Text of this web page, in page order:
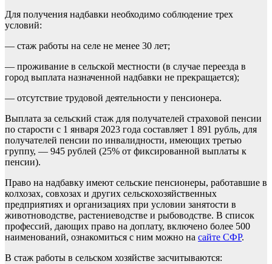
Для получения надбавки необходимо соблюдение трех
условий:
— стаж работы на селе не менее 30 лет;
— проживание в сельской местности (в случае переезда в
город выплата назначенной надбавки не прекращается);
— отсутствие трудовой деятельности у пенсионера.
Выплата за сельский стаж для получателей страховой пенсии
по старости с 1 января 2023 года составляет 1 891 рубль, для
получателей пенсии по инвалидности, имеющих третью
группу, — 945 рублей (25% от фиксированной выплаты к
пенсии).
Право на надбавку имеют сельские пенсионеры, работавшие в
колхозах, совхозах и других сельскохозяйственных
предприятиях и организациях при условии занятости в
животноводстве, растениеводстве и рыбоводстве. В список
профессий, дающих право на доплату, включено более 500
наименований, ознакомиться с ним можно на сайте СФР.
В стаж работы в сельском хозяйстве засчитываются: